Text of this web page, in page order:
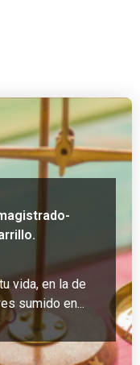
vida, en la de
sumido en...